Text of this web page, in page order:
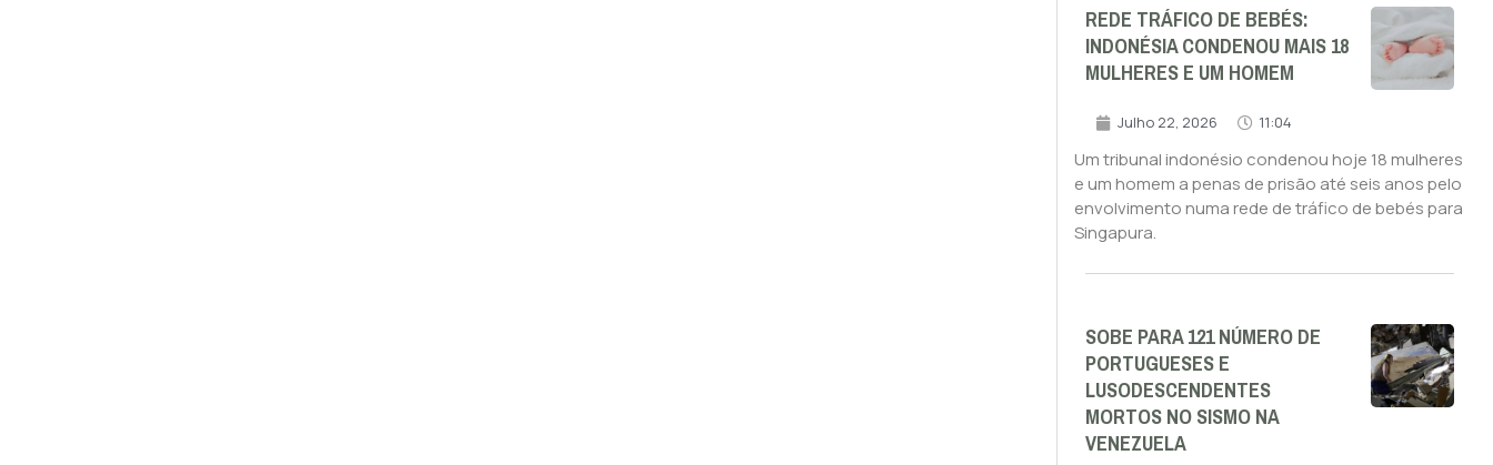
REDE TRÁFICO DE BEBÉS:
INDONÉSIA CONDENOU MAIS 18
MULHERES E UM HOMEM
Julho 22, 2026 11:04
Um tribunal indonésio condenou hoje 18 mulheres
e um homem a penas de prisão até seis anos pelo
envolvimento numa rede de tráfico de bebés para
Singapura.
SOBE PARA 121 NÚMERO DE
PORTUGUESES E
LUSODESCENDENTES
MORTOS NO SISMO NA
VENEZUELA